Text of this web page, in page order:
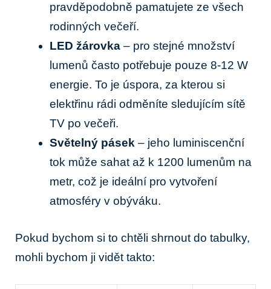
pravděpodobně pamatujete ze všech
rodinných večeří.
LED žárovka – pro stejné množství
lumenů často potřebuje pouze 8-12 W
energie. To je úspora, za kterou si
elektřinu rádi odměníte sledujícím sítě
TV po večeři.
Světelný pásek – jeho luminiscenční
tok může sahat až k 1200 lumenům na
metr, což je ideální pro vytvoření
atmosféry v obýváku.
Pokud bychom si to chtěli shrnout do tabulky,
mohli bychom ji vidět takto: